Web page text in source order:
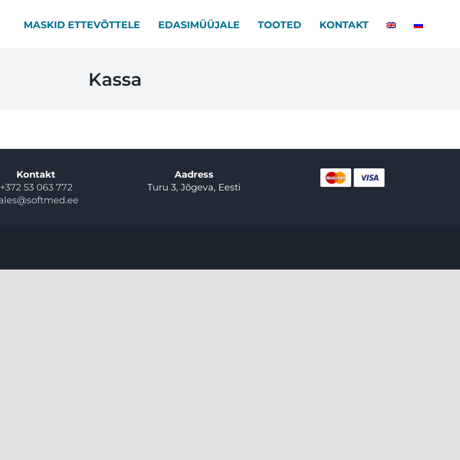
MASKID ETTEVÕTTELE EDASIMÜÜJALE TOOTED KONTAKT
Kassa
Kontakt
+372 53 063 772
Aadress
Turu 3, Jõgeva, Eesti